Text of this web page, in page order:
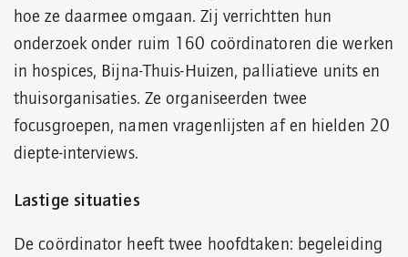
hoe ze daarmee omgaan. Zij verrichtten hun
onderzoek onder ruim 160 coördinatoren die werken
in hospices, Bijna-Thuis-Huizen, palliatieve units en
thuisorganisaties. Ze organiseerden twee
focusgroepen, namen vragenlijsten af en hielden 20
diepte-interviews.
Lastige situaties
De coördinator heeft twee hoofdtaken: begeleiding